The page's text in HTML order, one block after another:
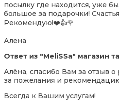
посылку где находится, уже
большое за подарочки!
Рекомендую!❤️👍🌹
Алена
Ответ из "MeliSSa" магазин
Алёна, спасибо Вам за отзыв
за пожелания и
Всегда к Вашим услугам!